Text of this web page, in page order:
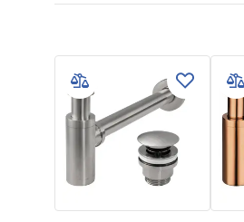
Couleur
Largeur
Hauteur
Forme
Trou de robinet